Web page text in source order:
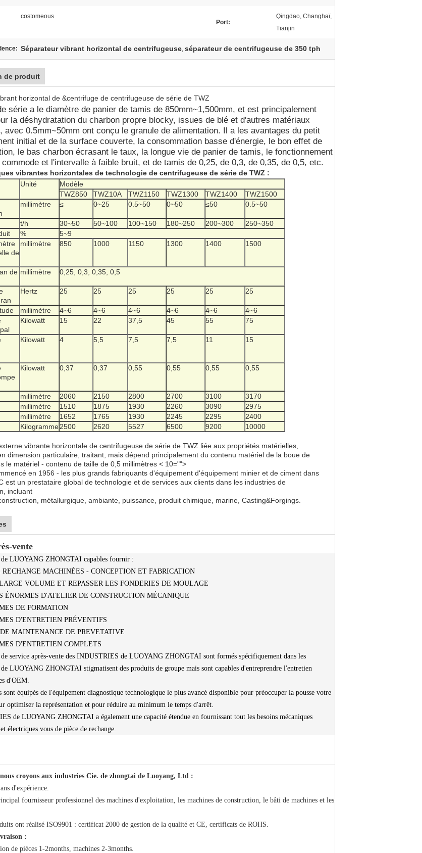
costomeous
Port:
Qingdao, Changhaï,
Tianjin
Séparateur vibrant horizontal de centrifugeuse, séparateur de centrifugeuse de 350 tph
de produit
horizontal de &centrifuge de centrifugeuse de série de TWZ
série a le diamètre de panier de tamis de 850mm~1,500mm, et est principalement
la déshydratation du charbon propre blocky, issues de blé et d'autres matériaux
avec 0.5mm~50mm ont conçu le granule de alimentation. Il a les avantages du petit
initial et de la surface couverte, la consommation basse d'énergie, le bon effet de
le bas charbon écrasant le taux, la longue vie de panier de tamis, le fonctionnement
et l'intervalle à faible bruit, et de tamis de 0,25, de 0,3, de 0,35, de 0,5, etc.
vibrantes horizontales de technologie de centrifugeuse de série de TWZ :
Unité
Modèle
TWZ850
TWZ10A TWZ1150 TWZ1300 TWZ1400
TWZ1500
millimètre ≤ 0~25 0.5~50 0~50 ≤50 0.5~50
t/h 30~50 50~100 100~150 180~250 200~300
250~350
%
5~9
de
millimètre 850 1000 1150 1300 1400 1500
de millimètre 0,25, 0,3, 0,35, 0,5
Hertz 25 25 25 25 25 25
millimètre 4~6 4~6 4~6 4~6 4~6
4~6
Kilowatt 15 22 37,5 45 55 75
Kilowatt 4 5,5 7,5 7,5 11 15
Kilowatt 0,37 0,37 0,55 0,55 0,55 0,55
millimètre 2060 2150 2800 2700 3100
3170
millimètre 1510 1875 1930 2260 3090
2975
millimètre 1652 1765 1930 2245 2295
2400
Kilogramme2500 2620 5527 6500 9200 10000
vibrante horizontale de centrifugeuse de série de TWZ liée aux propriétés matérielles,
dimension particulaire, traitant, mais dépend principalement du contenu matériel de la boue de
le matériel - contenu de taille de 0,5 millimètres < 10="">
en 1956 - les plus grands fabriquants d'équipement d'équipement minier et de ciment dans
est un prestataire global de technologie et de services aux clients dans les industries de
incluant
métallurgique, ambiante, puissance, produit chimique, marine, Casting&Forgings.
vente
LUOYANG ZHONGTAI capables fournir :
RECHANGE MACHINÉES - CONCEPTION ET FABRICATION
VOLUME ET REPASSER LES FONDERIES DE MOULAGE
ÉNORMES D'ATELIER DE CONSTRUCTION MÉCANIQUE
DE FORMATION
D'ENTRETIEN PRÉVENTIFS
MAINTENANCE DE PREVETATIVE
D'ENTRETIEN COMPLETS
de service après-vente des INDUSTRIES de LUOYANG ZHONGTAI sont formés spécifiquement dans les
LUOYANG ZHONGTAI stigmatisent des produits de groupe mais sont capables d'entreprendre l'entretien
d'OEM.
sont équipés de l'équipement diagnostique technologique le plus avancé disponible pour préoccuper la pousse votre
optimiser la représentation et pour réduire au minimum le temps d'arrêt.
de LUOYANG ZHONGTAI a également une capacité étendue en fournissant tout les besoins mécaniques
électriques vous de pièce de rechange.
croyons aux industries Cie. de zhongtai de Luoyang, Ltd :
d'expérience.
fournisseur professionnel des machines d'exploitation, les machines de construction, le bâti de machines et les
ont réalisé ISO9901 : certificat 2000 de gestion de la qualité et CE, certificats de ROHS.
:
de pièces 1-2months, machines 2-3months.